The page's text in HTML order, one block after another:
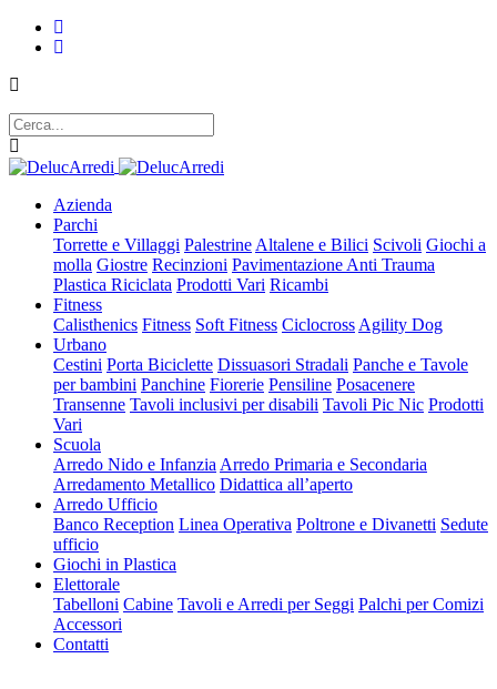
Azienda
Parchi
Torrette e Villaggi Palestrine Altalene e Bilici Scivoli Giochi a
molla Giostre Recinzioni Pavimentazione Anti Trauma
Plastica Riciclata Prodotti Vari Ricambi
Fitness
Calisthenics Fitness Soft Fitness Ciclocross Agility Dog
Urbano
Cestini Porta Biciclette Dissuasori Stradali Panche e Tavole
per bambini Panchine Fiorerie Pensiline Posacenere
Transenne Tavoli inclusivi per disabili Tavoli Pic Nic Prodotti
Vari
Scuola
Arredo Nido e Infanzia Arredo Primaria e Secondaria
Arredamento Metallico Didattica all’aperto
Arredo Ufficio
Banco Reception Linea Operativa Poltrone e Divanetti Sedute
ufficio
Giochi in Plastica
Elettorale
Tabelloni Cabine Tavoli e Arredi per Seggi Palchi per Comizi
Accessori
Contatti